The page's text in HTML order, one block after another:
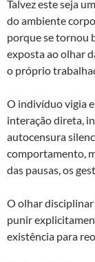
Talvez este seja
do ambiente
porque se tornou
exposta ao olhar
o próprio
O indivíduo vigia
interação direta,
autocensura
comportamento,
das pausas, os
O olhar
punir
existência para